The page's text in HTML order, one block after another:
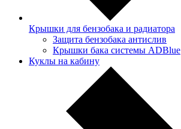
Крышки для бензобака и радиатора
Защита бензобака антислив
Крышки бака системы ADBlue
Куклы на кабину